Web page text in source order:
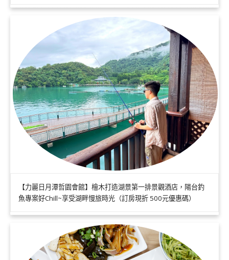
【力麗日月潭哲園會館】檜木打造湖景第一排景觀酒店，陽台釣
魚專案好Chill~享受湖畔慢旅時光（訂房現折 500元優惠碼）